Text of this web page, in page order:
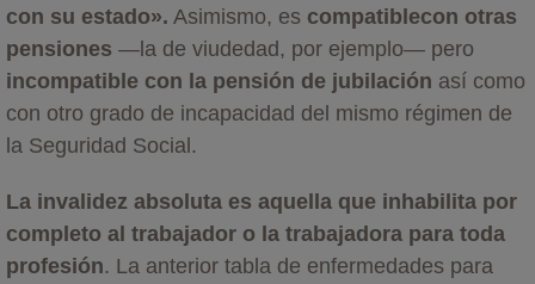
con su estado». Asimismo, es compatiblecon otras
pensiones —la de viudedad, por ejemplo— pero
incompatible con la pensión de jubilación así como
con otro grado de incapacidad del mismo régimen de
la Seguridad Social.
La invalidez absoluta es aquella que inhabilita por
completo al trabajador o la trabajadora para toda
profesión. La anterior tabla de enfermedades para